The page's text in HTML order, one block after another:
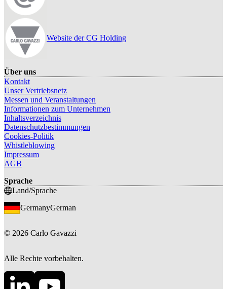
Website der CG Holding
Über uns
Kontakt
Unser Vertriebsnetz
Messen und Veranstaltungen
Informationen zum Unternehmen
Inhaltsverzeichnis
Datenschutzbestimmungen
Cookies-Politik
Whistleblowing
Impressum
AGB
Sprache
Land/Sprache
GermanyGerman
© 2026 Carlo Gavazzi
Alle Rechte vorbehalten.